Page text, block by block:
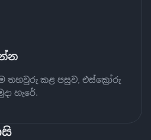
තහවුරු කළ පසුව, එස්ක්‍රෝරු
හැරේ.